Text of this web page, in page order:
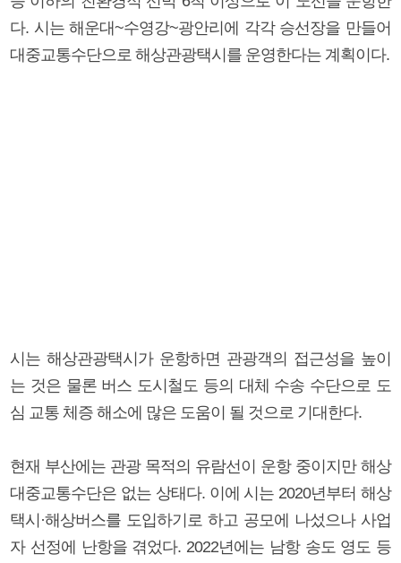
다. 시는 해운대~수영강~광안리에 각각 승선장을 만들어
대중교통수단으로 해상관광택시를 운영한다는 계획이다.
시는 해상관광택시가 운항하면 관광객의 접근성을 높이
는 것은 물론 버스 도시철도 등의 대체 수송 수단으로 도
심 교통 체증 해소에 많은 도움이 될 것으로 기대한다.
현재 부산에는 관광 목적의 유람선이 운항 중이지만 해상
대중교통수단은 없는 상태다. 이에 시는 2020년부터 해상
택시·해상버스를 도입하기로 하고 공모에 나섰으나 사업
자 선정에 난항을 겪었다. 2022년에는 남항 송도 영도 등